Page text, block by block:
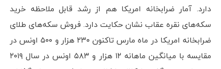
دارد. آمار ضرابخانه امریکا هم از رشد قابل ملاحظه خرید
سکه‌های نقره عقاب نشان حکایت دارد. فروش سکه‌های طلای
ضرابخانه امریکا در ماه مارس تاکنون ۲۳۰ هزار و ۵۰۰ اونس در
مقایسه با میانگین ماهانه ۱۲ هزار و ۵۸۳ اونس در سال ۲۰۱۹